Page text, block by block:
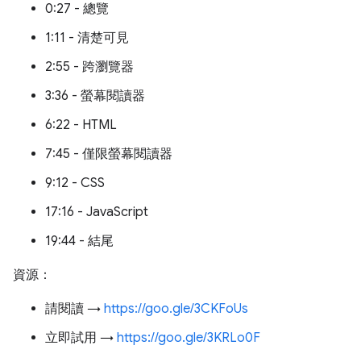
0:27 - 總覽
1:11 - 清楚可見
2:55 - 跨瀏覽器
3:36 - 螢幕閱讀器
6:22 - HTML
7:45 - 僅限螢幕閱讀器
9:12 - CSS
17:16 - JavaScript
19:44 - 結尾
資源：
請閱讀 → https://goo.gle/3CKFoUs
立即試用 → https://goo.gle/3KRLo0F